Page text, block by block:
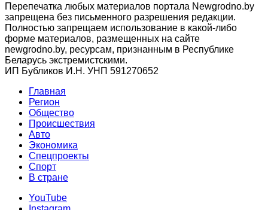
Перепечатка любых материалов портала Newgrodno.by
запрещена без письменного разрешения редакции.
Полностью запрещаем использование в какой-либо
форме материалов, размещенных на сайте
newgrodno.by, ресурсам, признанным в Республике
Беларусь экстремистскими.
ИП Бубликов И.Н. УНП 591270652
Главная
Регион
Общество
Происшествия
Авто
Экономика
Спецпроекты
Cпорт
В стране
YouTube